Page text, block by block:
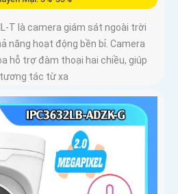
T là camera giám sát ngoài trời
năng hoạt động bền bỉ. Camera
hỗ trợ đàm thoại hai chiều, giúp
tác từ xa